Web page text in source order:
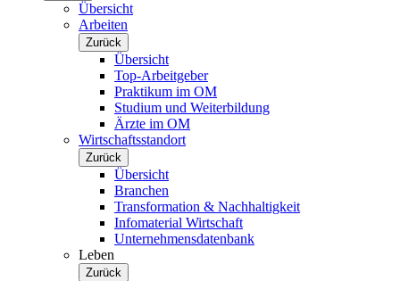
Übersicht
Arbeiten
Zurück
Übersicht
Top-Arbeitgeber
Praktikum im OM
Studium und Weiterbildung
Ärzte im OM
Wirtschaftsstandort
Zurück
Übersicht
Branchen
Transformation & Nachhaltigkeit
Infomaterial Wirtschaft
Unternehmensdatenbank
Leben
Zurück